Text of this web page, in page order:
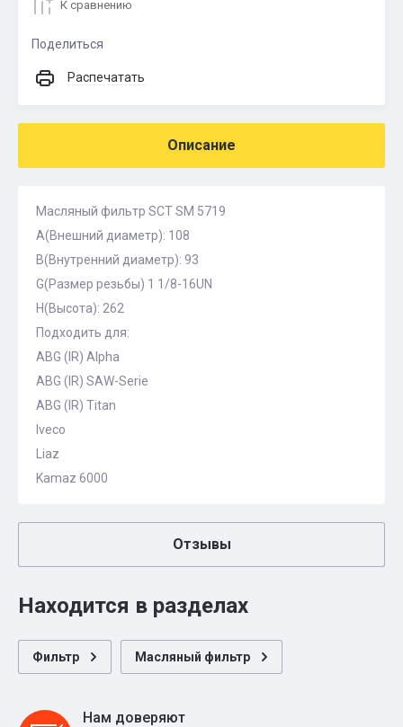
К сравнению
Поделиться
Распечатать
Описание
Масляный фильтр SCT SM 5719
A(Внешний диаметр): 108
B(Внутренний диаметр): 93
G(Размер резьбы) 1 1/8-16UN
H(Высота): 262
Подходить для:
ABG (IR) Alpha
ABG (IR) SAW-Serie
ABG (IR) Titan
Iveco
Liaz
Kamaz 6000
Отзывы
Находится в разделах
Фильтр Масляный фильтр
Нам доверяют